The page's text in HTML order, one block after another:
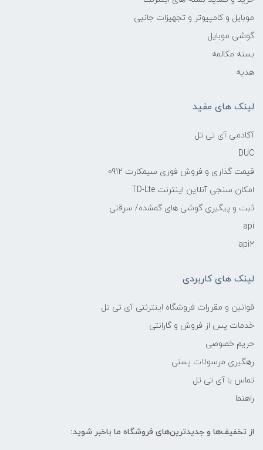
موبایل و کامپیوتر و تجهیزات جانبی
گوشی موبایل
بسته مکالمه
هدیه
لینک های مفید
آکادمی آی تی تل
DUC
قیمت گذاری و فروش فوری سیمکارت 0912
امکان سنجی آنلاین اینترنت TD-Lte
ثبت و پیگیری گوشی های گمشده/ سرقتی
api
api2
لینک های کاربردی
قوانین و مقررات فروشگاه اینترنتی آی تی تل
خدمات پس از فروش و گارانتی
حریم خصوصی
رهگیری مرسولات پستی
تماس با آی تی تل
راهنما
از تخفیف‌ها و جدیدترین‌های فروشگاه ما باخبر شوید: